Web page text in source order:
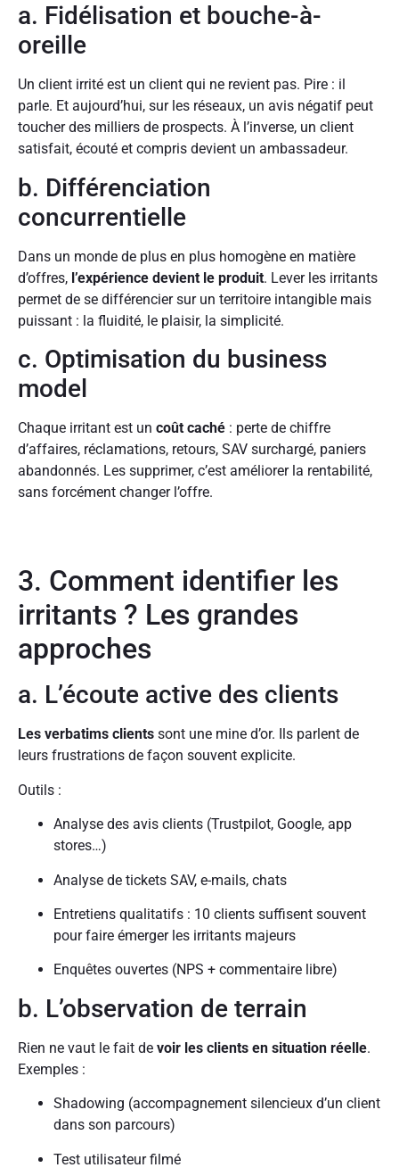
a. Fidélisation et bouche-à-
oreille
Un client irrité est un client qui ne revient pas. Pire : il
parle. Et aujourd’hui, sur les réseaux, un avis négatif peut
toucher des milliers de prospects. À l’inverse, un client
satisfait, écouté et compris devient un ambassadeur.
b. Différenciation
concurrentielle
Dans un monde de plus en plus homogène en matière
d’offres, l’expérience devient le produit. Lever les irritants
permet de se différencier sur un territoire intangible mais
puissant : la fluidité, le plaisir, la simplicité.
c. Optimisation du business
model
Chaque irritant est un coût caché : perte de chiffre
d’affaires, réclamations, retours, SAV surchargé, paniers
abandonnés. Les supprimer, c’est améliorer la rentabilité,
sans forcément changer l’offre.
3. Comment identifier les
irritants ? Les grandes
approches
a. L’écoute active des clients
Les verbatims clients sont une mine d’or. Ils parlent de
leurs frustrations de façon souvent explicite.
Outils :
Analyse des avis clients (Trustpilot, Google, app
stores…)
Analyse de tickets SAV, e-mails, chats
Entretiens qualitatifs : 10 clients suffisent souvent
pour faire émerger les irritants majeurs
Enquêtes ouvertes (NPS + commentaire libre)
b. L’observation de terrain
Rien ne vaut le fait de voir les clients en situation réelle.
Exemples :
Shadowing (accompagnement silencieux d’un client
dans son parcours)
Test utilisateur filmé